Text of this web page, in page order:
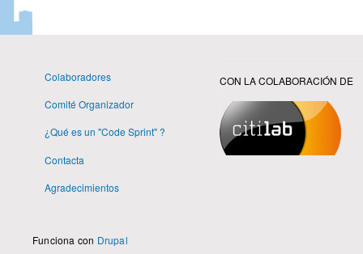
Colaboradores
Comité Organizador
¿Qué es un "Code Sprint" ?
Contacta
Agradecimientos
CON LA COLABORACIÓN DE
Funciona con Drupal